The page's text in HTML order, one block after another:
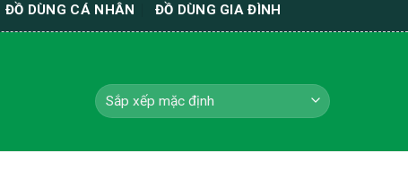
ĐỒ DÙNG CÁ NHÂN ĐỒ DÙNG GIA ĐÌNH